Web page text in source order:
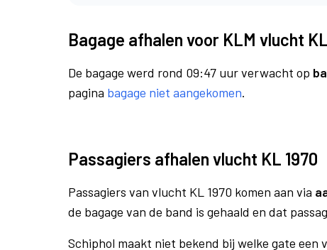
Bagage afhalen voor KLM vlucht
De bagage werd rond 09:47 uur verwacht op
pagina bagage niet aangekomen.
Passagiers afhalen vlucht KL 1970
Passagiers van vlucht KL 1970 komen aan via
de bagage van de band is gehaald en dat
Schiphol maakt niet bekend bij welke gate een